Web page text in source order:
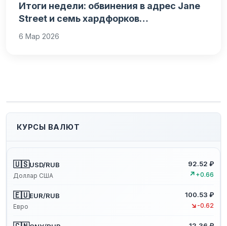
Итоги недели: обвинения в адрес Jane
Street и семь хардфорков…
6 Мар 2026
КУРСЫ ВАЛЮТ
🇺🇸USD/RUB
Доллар США
92.52 ₽
↗ +0.66
🇪🇺EUR/RUB
Евро
100.53 ₽
↘ -0.62